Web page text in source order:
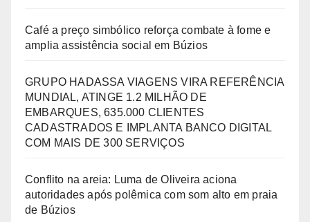
Café a preço simbólico reforça combate à fome e
amplia assistência social em Búzios
GRUPO HADASSA VIAGENS VIRA REFERÊNCIA
MUNDIAL, ATINGE 1.2 MILHÃO DE
EMBARQUES, 635.000 CLIENTES
CADASTRADOS E IMPLANTA BANCO DIGITAL
COM MAIS DE 300 SERVIÇOS
Conflito na areia: Luma de Oliveira aciona
autoridades após polêmica com som alto em praia
de Búzios